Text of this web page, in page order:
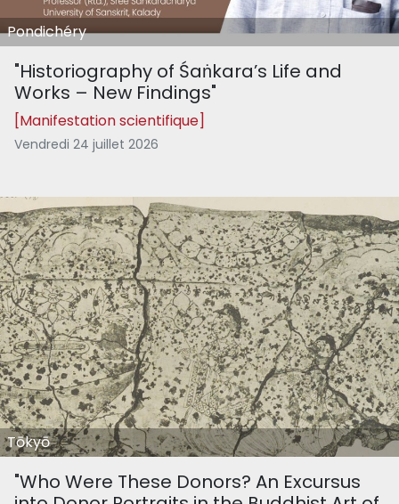
Pondichéry
"Historiography of Śaṅkara’s Life and
Works – New Findings"
[Manifestation scientifique]
Vendredi 24 juillet 2026
Tōkyō
"Who Were These Donors? An Excursus